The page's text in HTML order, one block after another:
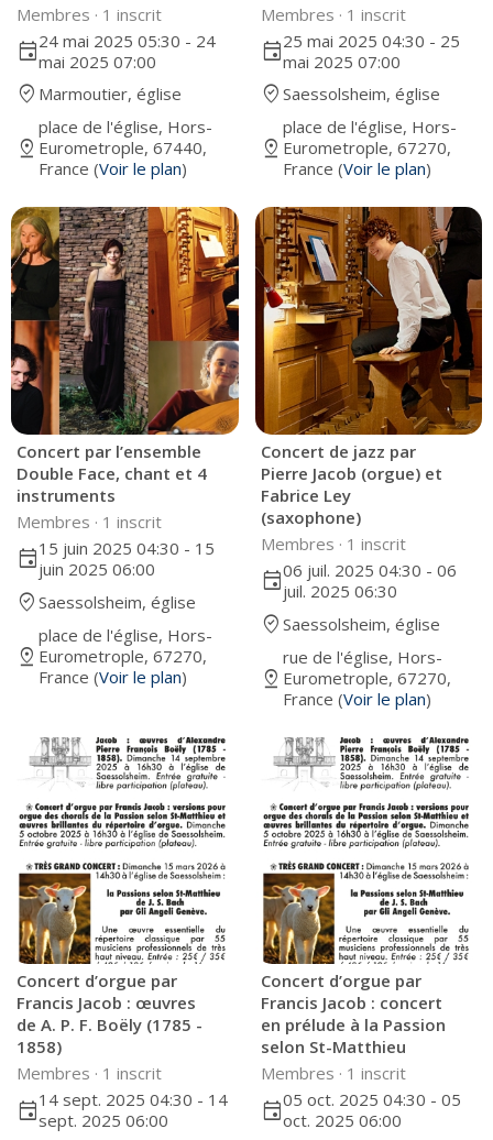
Membres · 1 inscrit
event24 mai 2025 05:30 - 24
mai 2025 07:00
where_to_vote Marmoutier, église
pin_drop
place de l'église, Hors-
Eurometrople, 67440,
France (Voir le plan)
Membres · 1 inscrit
event25 mai 2025 04:30 - 25
mai 2025 07:00
where_to_vote Saessolsheim, église
pin_drop
place de l'église, Hors-
Eurometrople, 67270,
France (Voir le plan)
Concert par l’ensemble
Double Face, chant et 4
instruments
Membres · 1 inscrit
event15 juin 2025 04:30 - 15
juin 2025 06:00
where_to_vote Saessolsheim, église
pin_drop
place de l'église, Hors-
Eurometrople, 67270,
France (Voir le plan)
Concert de jazz par
Pierre Jacob (orgue) et
Fabrice Ley
(saxophone)
Membres · 1 inscrit
event06 juil. 2025 04:30 - 06
juil. 2025 06:30
where_to_vote Saessolsheim, église
pin_drop
rue de l'église, Hors-
Eurometrople, 67270,
France (Voir le plan)
Concert d’orgue par
Francis Jacob : œuvres
de A. P. F. Boëly (1785 -
1858)
Membres · 1 inscrit
event14 sept. 2025 04:30 - 14
sept. 2025 06:00
Concert d’orgue par
Francis Jacob : concert
en prélude à la Passion
selon St-Matthieu
Membres · 1 inscrit
event05 oct. 2025 04:30 - 05
oct. 2025 06:00